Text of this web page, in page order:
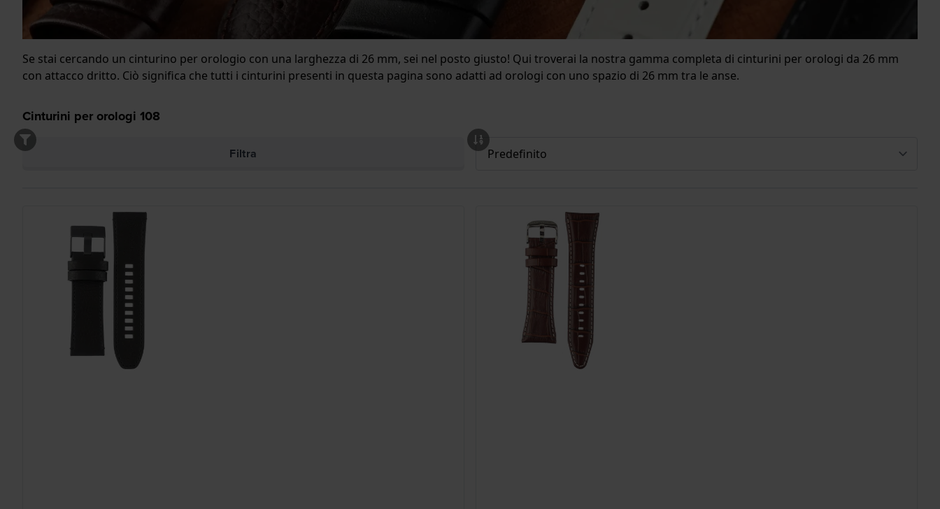
Se stai cercando un cinturino per orologio con una larghezza di 26 mm, sei nel posto giusto! Qui troverai la nostra gamma completa di cinturini per orologi da 26 mm
con attacco dritto. Ciò significa che tutti i cinturini presenti in questa pagina sono adatti ad orologi con uno spazio di 26 mm tra le anse.
Cinturini per orologi 108
Filtra